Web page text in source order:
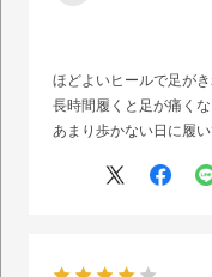
ほどよいヒールで足がき
長時間履くと足が痛くな
あまり歩かない日に履